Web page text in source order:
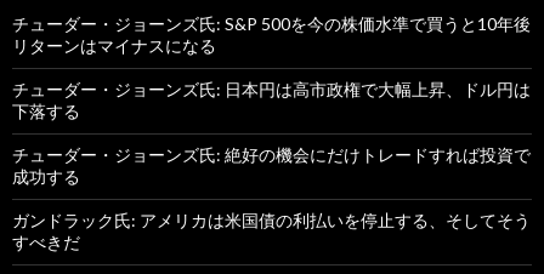
チューダー・ジョーンズ氏: S&P 500を今の株価水準で買うと10年後
リターンはマイナスになる
チューダー・ジョーンズ氏: 日本円は高市政権で大幅上昇、ドル円は
下落する
チューダー・ジョーンズ氏: 絶好の機会にだけトレードすれば投資で
成功する
ガンドラック氏: アメリカは米国債の利払いを停止する、そしてそう
すべきだ